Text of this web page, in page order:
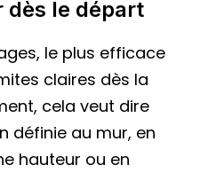
dès le départ
le plus efficace
claires dès la
cela veut dire
définie au mur, en
hauteur ou en